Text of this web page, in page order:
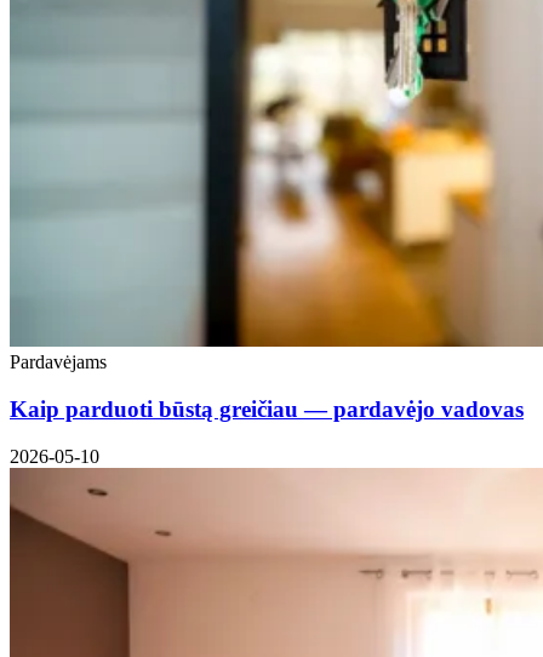
Pardavėjams
Kaip parduoti būstą greičiau — pardavėjo vadovas
2026-05-10